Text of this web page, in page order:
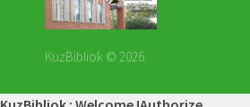
KuzBibliok © 2026.